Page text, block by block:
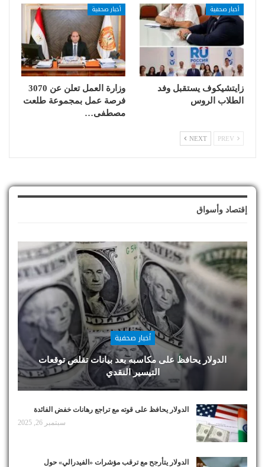
أخبار صحفية
زايتشيكوف يستقبل وفد
الطلاب الروس
أخبار صحفية
وزارة العمل تعلن عن 3070
فرصة عمل بمجموعة طلعت
مصطفى…
NEXT
إقتصاد وأسواق
أخبار صحفية
الدولار يحافظ على مكاسبه بعد بيانات تقلص توقعات
التيسير النقدي
الدولار يحافظ على قوته مع تراجع رهانات خفض الفائدة
سبتمبر 26, 2025
الدولار يتأرجح مع ترقب مؤشرات «الفيدرالي» حول